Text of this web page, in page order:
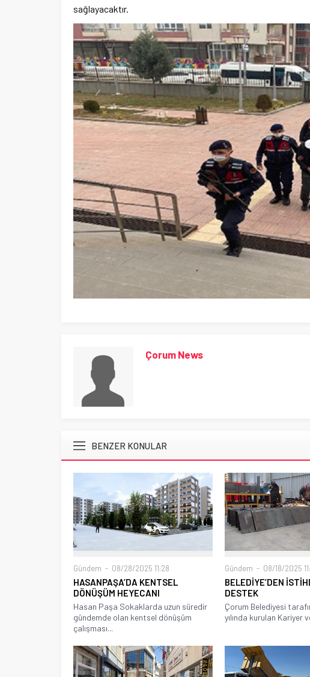
sağlayacaktır.
Çorum News
BENZER KONULAR
Gündem 08/28/2025 11:28
HASANPAŞA’DA KENTSEL
DÖNÜŞÜM HEYECANI
Hasan Paşa Sokaklarda uzun süredir
gündemde olan kentsel dönüşüm
çalışması...
Gündem 08/18/2025
BELEDİYE’DEN
DESTEK
Çorum Belediyesi
yılında kurulan Kariyer